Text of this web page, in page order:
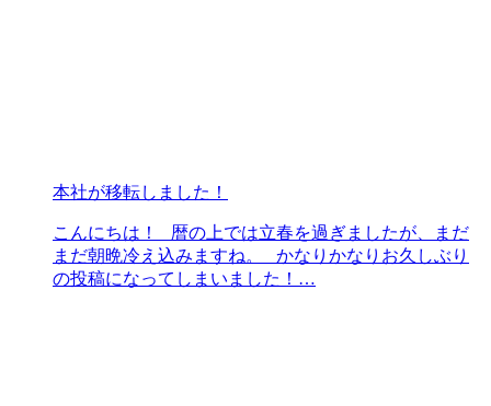
本社が移転しました！
こんにちは！ 暦の上では立春を過ぎましたが、まだ
まだ朝晩冷え込みますね。 かなりかなりお久しぶり
の投稿になってしまいました！…